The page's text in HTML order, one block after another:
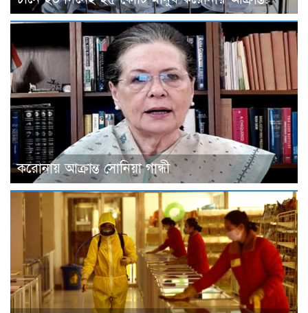
করোনায় আক্রান্ত সোনিয়া গান্ধী